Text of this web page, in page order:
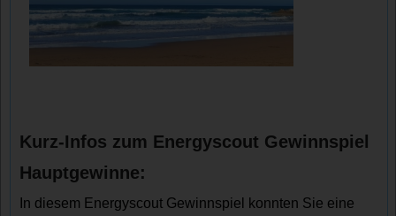
Kurz-Infos zum Energyscout Gewinnspiel
Hauptgewinne:
In diesem Energyscout Gewinnspiel konnten Sie eine